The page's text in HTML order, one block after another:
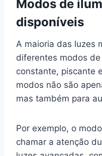
Modos de
disponíveis
A maioria das luzes
diferentes modos
constante, piscante
modos não são
mas também para
Por exemplo, o
chamar a atenção